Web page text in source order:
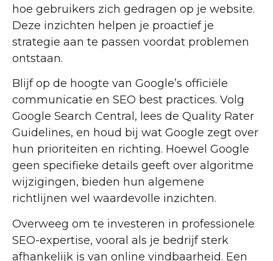
hoe gebruikers zich gedragen op je website.
Deze inzichten helpen je proactief je
strategie aan te passen voordat problemen
ontstaan.
Blijf op de hoogte van Google’s officiële
communicatie en SEO best practices. Volg
Google Search Central, lees de Quality Rater
Guidelines, en houd bij wat Google zegt over
hun prioriteiten en richting. Hoewel Google
geen specifieke details geeft over algoritme
wijzigingen, bieden hun algemene
richtlijnen wel waardevolle inzichten.
Overweeg om te investeren in professionele
SEO-expertise, vooral als je bedrijf sterk
afhankelijk is van online vindbaarheid. Een